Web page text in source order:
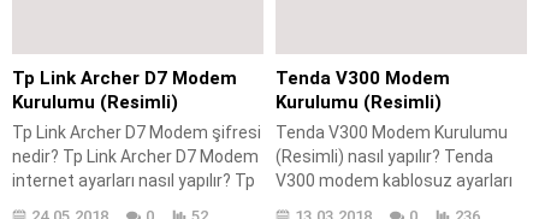
nelere dikkat edilmelidir?
Everest SG-V300 Modem
kurulum işleminin
gerçekleştirilebilmesi için
öncelikle servis sağlayıcınızdan
(ttnet, vodafone, superonline
v.b.) adsl...
Huawei HG520c modem
kurulumuna başlayabilmeniz için
öncelikle modemin kablo
bağlantılarının takılı olduğundan
emin olmanız...
Tp Link Archer D7 Modem
Kurulumu (Resimli)
Tp Link Archer D7 Modem şifresi
nedir? Tp Link Archer D7 Modem
internet ayarları nasıl yapılır? Tp
Tenda V300 Modem
Kurulumu (Resimli)
Tenda V300 Modem Kurulumu
(Resimli) nasıl yapılır? Tenda
V300 modem kablosuz ayarları